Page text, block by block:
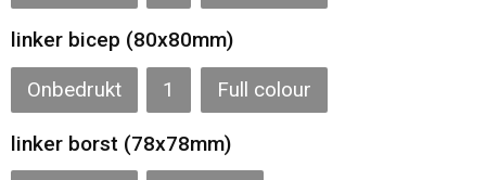
Accessoires voor tassen
Strandtassen
Laptop hoezen en tassen
linker bicep (80x80mm)
Onbedrukt 1 Full colour
linker borst (78x78mm)